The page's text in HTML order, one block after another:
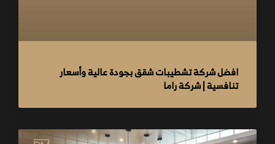
افضل شركة تشطيبات شقق بجودة عالية وأسعار
تنافسية | شركة راما